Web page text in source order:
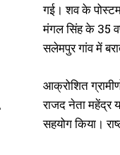
गई। शव के
मंगल सिंह के 35
सलेमपुर गांव में
आक्रोशित
राजद नेता महेंद्र
सहयोग किया।